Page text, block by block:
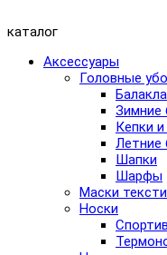
каталог
Аксессуары
Головные
Зимние
Кепки
Летние
Шапки
Шарфы
Маски
Носки